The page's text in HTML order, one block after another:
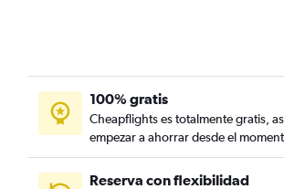
100% gratis
Cheapflights es totalmente gratis,
empezar a ahorrar desde el
Reserva con flexibilidad